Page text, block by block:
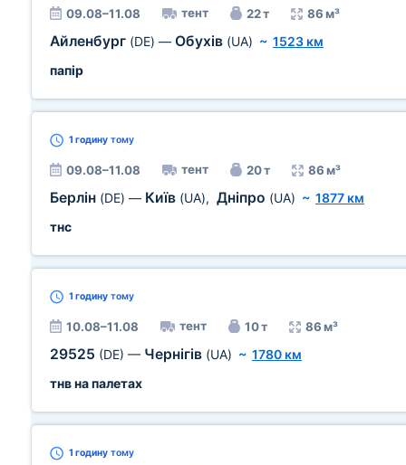
09.08–11.08 тент 22 т 86 м³
Айленбург (DE) — Обухів (UA) ~ 1523 км
папір
1 годину тому
09.08–11.08 тент 20 т 86 м³
Берлін (DE) — Київ (UA), Дніпро (UA) ~ 1877 км
тнс
1 годину тому
10.08–11.08 тент 10 т 86 м³
29525 (DE) — Чернігів (UA) ~ 1780 км
тнв на палетах
1 годину тому